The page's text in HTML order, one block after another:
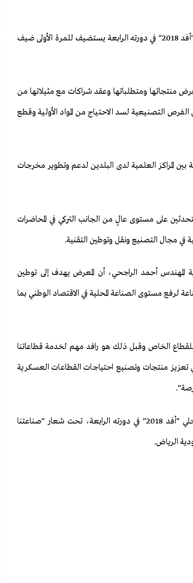
ونقلت وكالة الأنباء السعودية الرسمية (واس)، عن المالكي، قوله إن "أفد 2018" في دورته الرابعة يستضيف للمرة الأولى ضيف
منتجاتها ومتطلباتها وعقد شراكات مع مثيلاتها من
التصنيعية لسد الاحتياج من المواد الأولية وقطع
المراكز العلمية لدى البلدين لدعم وتطوير مخرجات
على مستوى عالٍ من الجانب التركي في المحاضرات
في مجال التصنيع ونقل وتوطين التقنية.
أحمد الراجحي، أن المعرض يهدف إلى توطين
لرفع مستوى الصناعة المحلية في الاقتصاد الوطني بما
الخاص وقبل ذلك هو رافد مهم لخدمة قطاعاتنا
تعزيز منتجات وتصنيع احتياجات القطاعات العسكرية
ومن المقرر أن يتم تنظيم معرض القوات المسلحة لدعم التصنيع المحلي "أفد 2018" في دورته الرابعة، تحت شعار "صناعتنا
الرياض.